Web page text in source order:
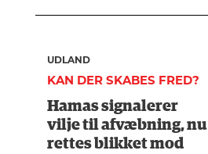
UDLAND
KAN DER SKABES FRED?
Hamas signalerer
vilje til afvæbning, nu
rettes blikket mod